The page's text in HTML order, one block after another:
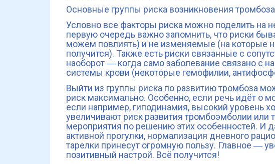
Основные группы риска возникновения тромбоза
Условно все факторы риска можно поделить на
первую очередь важно запомнить, что риски
можем повлиять) и не изменяемые (на которые
получится). Также есть риски связанные с
наоборот ― когда само заболевание связано с
системы крови (некоторые гемофилии,
Выйти из группы риска по развитию тромбоза
риск максимально. Особенно, если речь идёт о
если например, гиподинамия, высокий уровень
увеличивают риск развития тромбоэмболии или
мероприятия по решению этих особенностей. И
активной прогулки, нормализация дневного
тарелки принесут огромную пользу. Главное ―
позитивный настрой. Всё получится!